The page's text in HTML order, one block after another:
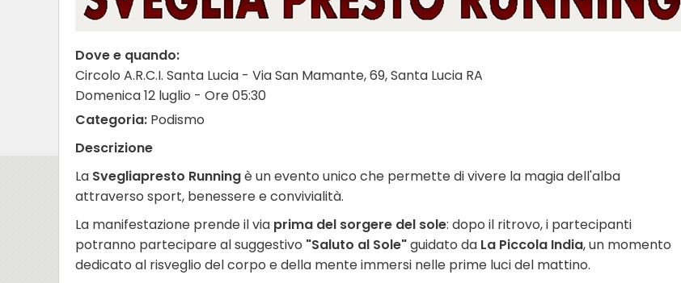
Dove e quando:
Circolo A.R.C.I. Santa Lucia - Via San Mamante, 69, Santa Lucia RA
Domenica 12 luglio - Ore 05:30
Categoria: Podismo
Descrizione
La Svegliapresto Runningè un evento unico che permette di vivere la magia dell'alba
attraverso sport, benessere e convivialità.
La manifestazione prende il via prima del sorgere del sole: dopo il ritrovo, i partecipanti
potranno partecipare al suggestivo "Saluto al Sole"guidato da La Piccola India, un momento
dedicato al risveglio del corpo e della mente immersi nelle prime luci del mattino.